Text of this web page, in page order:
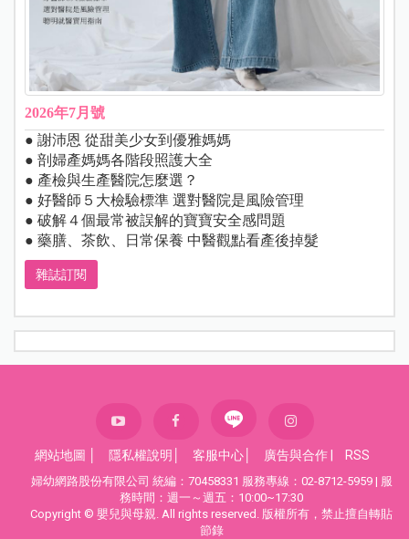
2026年7月號
● 謝沛恩 從甜美少女到優雅媽媽
● 剖婦產媽媽各階段照護大全
● 產檢與生產醫院怎麼選？
● 好醫師５大檢驗標準 選對醫院是風險管理
● 破解４個最常被誤解的寶寶安全感問題
● 藥膳、茶飲、日常保養 中醫觀點看產後掉髮
雜誌訂閱
網站地圖 隱私權說明 客服中心 廣告與合作 RSS
婦幼網路股份有限公司 統編：70458331 服務專線：02-8712-5959 | 服
務時間：週一～週五：10:00~17:30
Copyright © 嬰兒與母親. All rights reserved. 版權所有，禁止擅自轉貼
節錄